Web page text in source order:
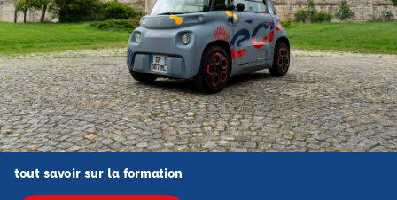
tout savoir sur la formation